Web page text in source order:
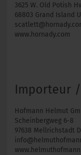
3625 W. Old Potish
68803 Grand Island
www.hornady.com
Importeur
Hofmann Helmut
Scheinbergweg 6-8
97638 Mellrichstadt